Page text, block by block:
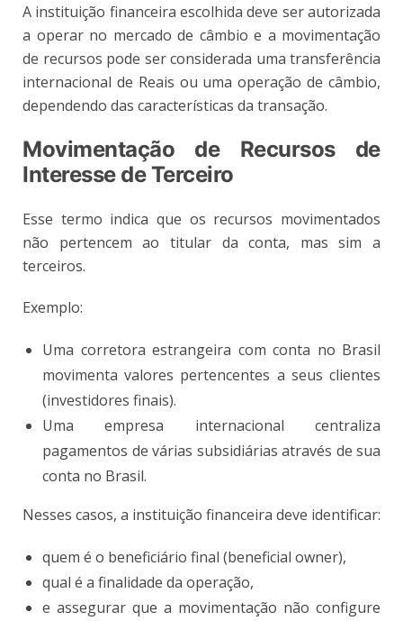
A instituição financeira escolhida deve ser autorizada
a operar no mercado de câmbio e a movimentação
de recursos pode ser considerada uma transferência
internacional de Reais ou uma operação de câmbio,
dependendo das características da transação.
Movimentação de Recursos de
Interesse de Terceiro
Esse termo indica que os recursos movimentados
não pertencem ao titular da conta, mas sim a
terceiros.
Exemplo:
Uma corretora estrangeira com conta no Brasil
movimenta valores pertencentes a seus clientes
(investidores finais).
Uma empresa internacional centraliza
pagamentos de várias subsidiárias através de sua
conta no Brasil.
Nesses casos, a instituição financeira deve identificar:
quem é o beneficiário final (beneficial owner),
qual é a finalidade da operação,
e assegurar que a movimentação não configure